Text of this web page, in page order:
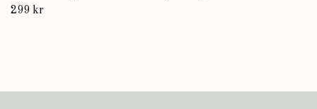
299 kr